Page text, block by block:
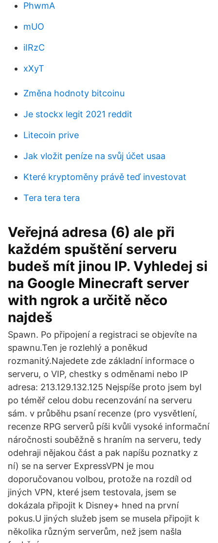
PhwmA
mUO
iIRzC
xXyT
Změna hodnoty bitcoinu
Je stockx legit 2021 reddit
Litecoin prive
Jak vložit peníze na svůj účet usaa
Které kryptoměny právě teď investovat
Tera tera tera
Veřejná adresa (6) ale při
každém spuštění serveru
budeš mít jinou IP. Vyhledej si
na Google Minecraft server
with ngrok a určitě něco
najdeš
Spawn. Po připojení a registraci se objevíte na
spawnu.Ten je rozlehlý a poněkud
rozmanitý.Najedete zde základní informace o
serveru, o VIP, chestky s odměnami nebo IP
adresa: 213.129.132.125 Nejspíše proto jsem byl
po téměř celou dobu recenzování na serveru
sám. v průběhu psaní recenze (pro vysvětlení,
recenze RPG serverů píši kvůli vysoké informační
náročnosti souběžně s hraním na serveru, tedy
odehraji nějakou část a pak napíšu poznatky z
ní) se na server ExpressVPN je mou
doporučovanou volbou, protože na rozdíl od
jiných VPN, které jsem testovala, jsem se
dokázala připojit k Disney+ hned na první
pokus.U jiných služeb jsem se musela připojit k
několika různým serverům, než jsem našla